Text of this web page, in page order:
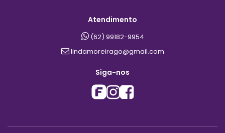
Atendimento
(62) 99182-9954
lindamoreirago@gmail.com
Siga-nos